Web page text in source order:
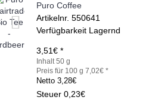
Puro Coffee
Artikelnr. 550641
Verfügbarkeit Lagernd
3,51€ *
Inhalt 50 g
Preis für 100 g 7,02€ *
Netto 3,28€
Steuer 0,23€